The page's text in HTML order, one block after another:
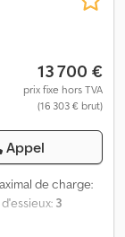
13 700 €
prix fixe hors TVA
(16 303 € brut)
Appel
de charge:
3